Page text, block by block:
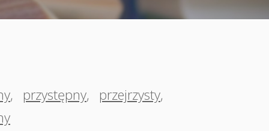
, przystępny, przejrzysty,